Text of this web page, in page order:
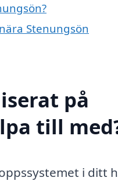
Stenungsön
på
till
i ditt